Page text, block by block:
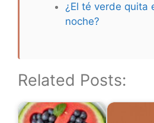
¿El té verde quita
noche?
Related Posts: